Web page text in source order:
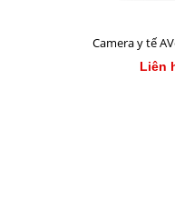
Camera y tế
Liên